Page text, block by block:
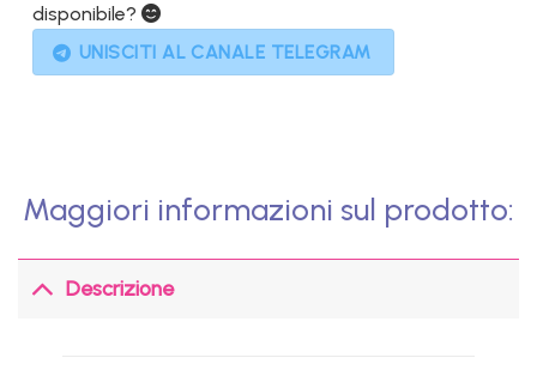
disponibile?
UNISCITI AL CANALE TELEGRAM
Maggiori informazioni sul prodotto:
Descrizione